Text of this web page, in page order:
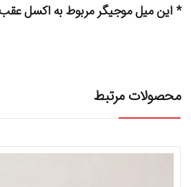
* این میل موجیگر مربوط به اکسل
محصولات مرتبط